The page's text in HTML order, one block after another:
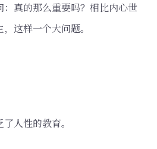
真的那么重要吗？相比内心世
这样一个大问题。
人性的教育。